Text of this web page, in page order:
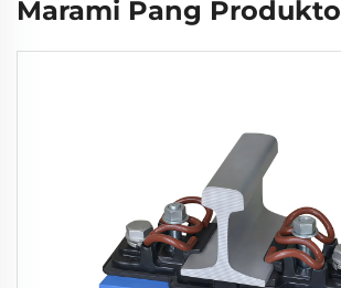
Marami Pang Produkto